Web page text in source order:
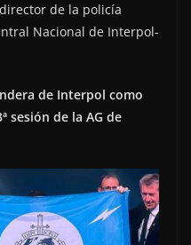
de la policía
Nacional de Interpol-
de Interpol como
sesión de la AG de